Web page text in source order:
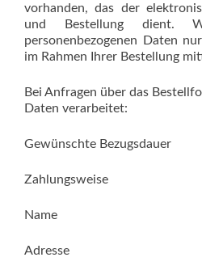
vorhanden, das der
und Bestellung dient.
personenbezogenen Daten
im Rahmen Ihrer Bestellung
Bei Anfragen über das
Daten verarbeitet:
Gewünschte Bezugsdauer
Zahlungsweise
Name
Adresse